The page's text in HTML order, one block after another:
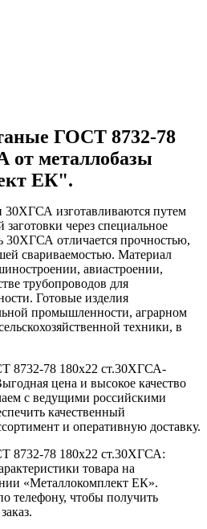
ГОСТ 8732-78
от металлобазы
ЕК".
30ХГСА изготавливаются путем
заготовки через специальное
30ХГСА отличается прочностью,
свариваемостью. Материал
авиастроении,
трубопроводов для
Готовые изделия
промышленности, аграрном
техники, в
8732-78 180x22 ст.30ХГСА-
цена и высокое качество
с ведущими российскими
качественный
и оперативную доставку.
8732-78 180x22 ст.30ХГСА:
товара на
«Металлокомплект ЕК».
телефону, чтобы получить